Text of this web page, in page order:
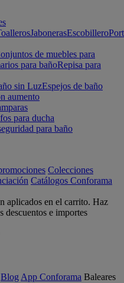
JabonerasEscobillero
de muebles para
para bañoRepisa para
sin LuzEspejos de baño
aumento
para ducha
para baño
Colecciones
Catálogos Conforama
aplicados en el carrito. Haz
descuentos e importes
Blog App Conforama Baleares